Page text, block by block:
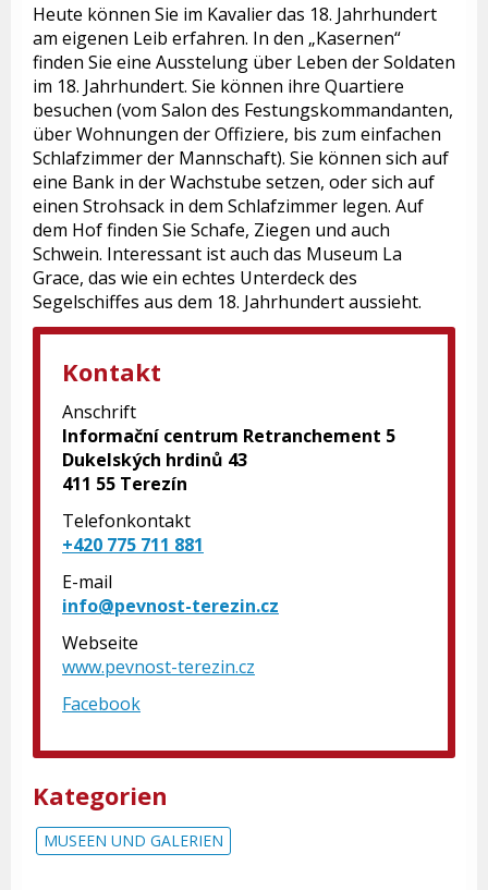
Heute können Sie im Kavalier das 18. Jahrhundert
am eigenen Leib erfahren. In den „Kasernen“
finden Sie eine Ausstelung über Leben der Soldaten
im 18. Jahrhundert. Sie können ihre Quartiere
besuchen (vom Salon des Festungskommandanten,
über Wohnungen der Offiziere, bis zum einfachen
Schlafzimmer der Mannschaft). Sie können sich auf
eine Bank in der Wachstube setzen, oder sich auf
einen Strohsack in dem Schlafzimmer legen. Auf
dem Hof finden Sie Schafe, Ziegen und auch
Schwein. Interessant ist auch das Museum La
Grace, das wie ein echtes Unterdeck des
Segelschiffes aus dem 18. Jahrhundert aussieht.
Kontakt
Anschrift
Informační centrum Retranchement 5
Dukelských hrdinů 43
411 55 Terezín
Telefonkontakt
+420 775 711 881
E-mail
info@pevnost-terezin.cz
Webseite
www.pevnost-terezin.cz
Facebook
Kategorien
MUSEEN UND GALERIEN